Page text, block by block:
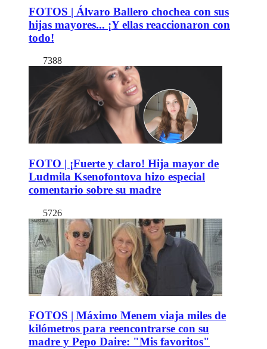
FOTOS | Álvaro Ballero chochea con sus
hijas mayores... ¡Y ellas reaccionaron con
todo!
7388
FOTO | ¡Fuerte y claro! Hija mayor de
Ludmila Ksenofontova hizo especial
comentario sobre su madre
5726
FOTOS | Máximo Menem viaja miles de
kilómetros para reencontrarse con su
madre y Pepo Daire: "Mis favoritos"